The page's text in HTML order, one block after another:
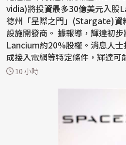
vidia)將投資最多30億美元入股
德州「星際之門」(Stargate)資
設施開發商。 據報導，輝達初步將投資20億美元，取得
Lancium約20%股權。消息人
成接入電網等特定條件，輝達可
ncium已獲黑...
10 小時